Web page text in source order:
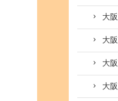
大
大
大
大